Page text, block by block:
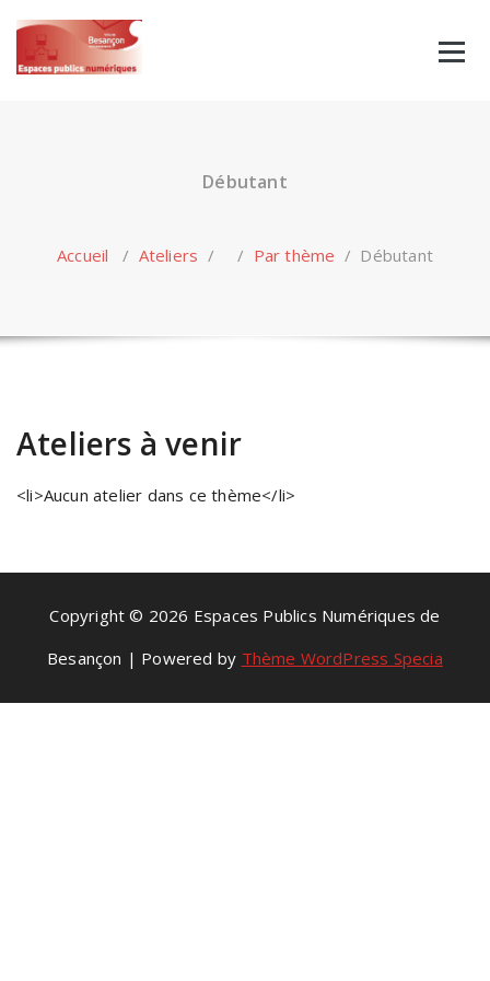
content
Débutant
Accueil / Ateliers / / Par thème / Débutant
Ateliers à venir
<li>Aucun atelier dans ce thème</li>
Copyright © 2026 Espaces Publics Numériques de
Besançon | Powered by Thème WordPress Specia